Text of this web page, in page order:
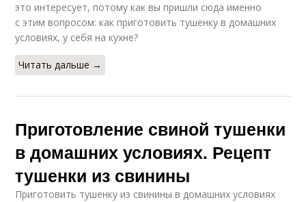
это интересует, потому как вы пришли сюда именно
с этим вопросом: как приготовить тушенку в домашних
условиях, у себя на кухне?
Читать дальше →
Приготовление свиной тушенки
в домашних условиях. Рецепт
тушенки из свинины
Приготовить тушенку из свинины в домашних условиях